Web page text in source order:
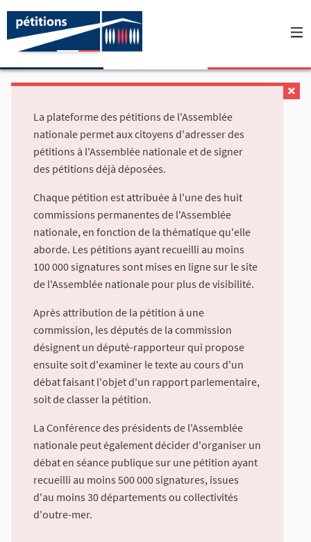
La plateforme des pétitions de l'Assemblée
nationale permet aux citoyens d'adresser des
pétitions à l'Assemblée nationale et de signer
des pétitions déjà déposées.
Chaque pétition est attribuée à l'une des huit
commissions permanentes de l'Assemblée
nationale, en fonction de la thématique qu'elle
aborde. Les pétitions ayant recueilli au moins
100 000 signatures sont mises en ligne sur le site
de l'Assemblée nationale pour plus de visibilité.
Après attribution de la pétition à une
commission, les députés de la commission
désignent un député-rapporteur qui propose
ensuite soit d'examiner le texte au cours d'un
débat faisant l'objet d'un rapport parlementaire,
soit de classer la pétition.
La Conférence des présidents de l'Assemblée
nationale peut également décider d'organiser un
débat en séance publique sur une pétition ayant
recueilli au moins 500 000 signatures, issues
d'au moins 30 départements ou collectivités
d'outre-mer.